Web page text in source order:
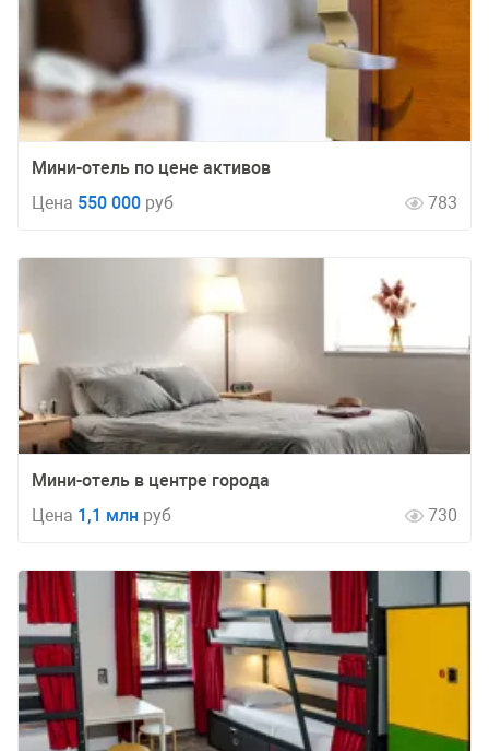
Мини-отель по цене активов
Цена 550 000 руб 783
Мини-отель в центре города
Цена 1,1 млн руб 730